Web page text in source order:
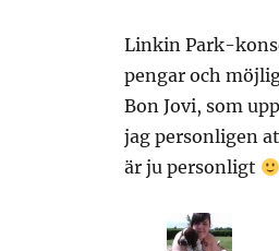
Linkin Park-
pengar och
Bon Jovi, som
jag personligen
är ju personligt